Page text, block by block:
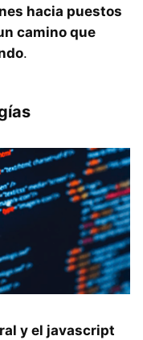
hacia puestos
camino que
.
y el javascript